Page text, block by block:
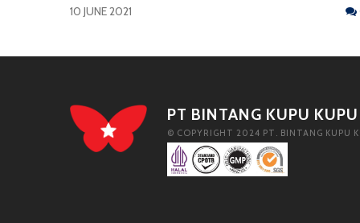
10 JUNE 2021
PT BINTANG KUPU KUPU
© COPYRIGHT 2024 PT. BINTANG KUPU